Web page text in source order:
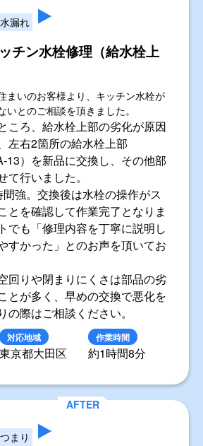
漏れ
チン水栓修理（給水栓上
まいのお客様より、キッチン水栓が
いとのご相談を頂きました。
ころ、給水栓上部の劣化が原因
左右2箇所の給水栓上部
13）を新品に交換し、その他部
行いました。
強。交換後は水栓の操作がス
とを確認して作業完了となりま
でも「修理内容を丁寧に説明し
すかった」とのお声を頂いてお
回りや閉まりにくさは部品の劣
とが多く、早めの交換で悪化を
の際はご相談ください。
対応地域
東京都大田区
作業時間
約1時間8分
まり